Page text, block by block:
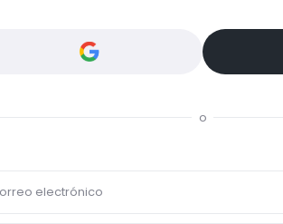
for this
o
electrónico